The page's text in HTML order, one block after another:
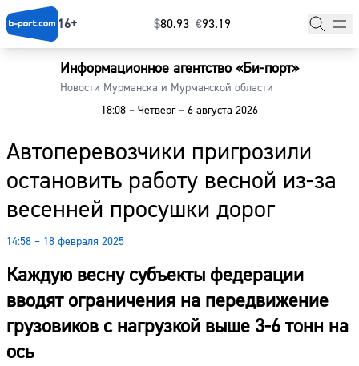
16+ $⁠80.93 €⁠93.19
Информационное агентство «Би-порт»
Новости Мурманска и Мурманской области
18:08 – Четверг – 6 августа 2026
Автоперевозчики пригрозили
остановить работу весной из-за
весенней просушки дорог
14:58 – 18 февраля 2025
Каждую весну субъекты федерации
вводят ограничения на передвижение
грузовиков с нагрузкой выше 3-6 тонн на
ось
Главная
Наши гости
Фоторепортажи
Погода
Курсы валют